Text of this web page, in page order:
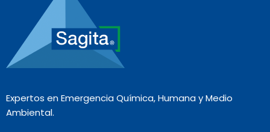
Expertos en Emergencia Química, Humana y Medio
Ambiental.